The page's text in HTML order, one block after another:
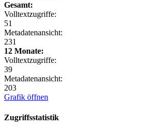
Gesamt:
Volltextzugriffe:
51
Metadatenansicht:
231
12 Monate:
Volltextzugriffe:
39
Metadatenansicht:
203
Grafik öffnen
Zugriffsstatistik